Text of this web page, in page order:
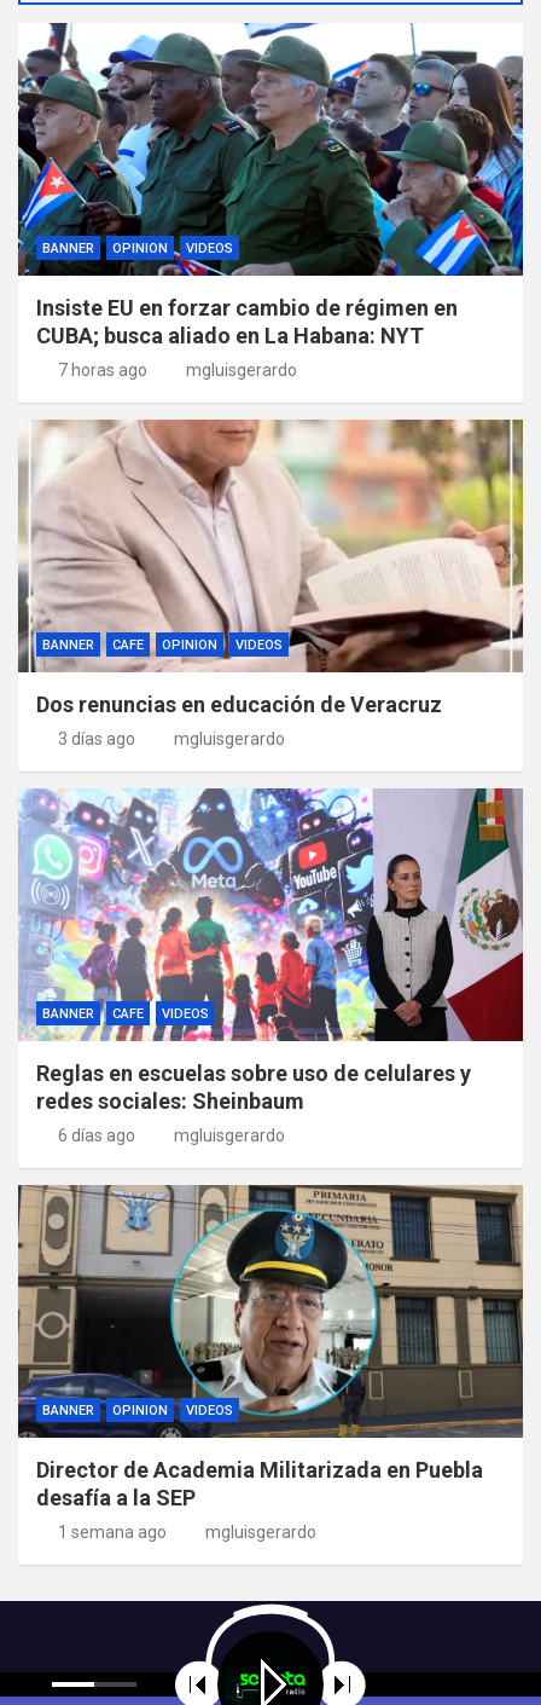
BANNER OPINION VIDEOS
Insiste EU en forzar cambio de régimen en
CUBA; busca aliado en La Habana: NYT
7 horas ago mgluisgerardo
BANNER CAFE OPINION VIDEOS
Dos renuncias en educación de Veracruz
3 días ago mgluisgerardo
BANNER CAFE VIDEOS
Reglas en escuelas sobre uso de celulares y
redes sociales: Sheinbaum
6 días ago mgluisgerardo
BANNER OPINION VIDEOS
Director de Academia Militarizada en Puebla
desafía a la SEP
1 semana ago mgluisgerardo